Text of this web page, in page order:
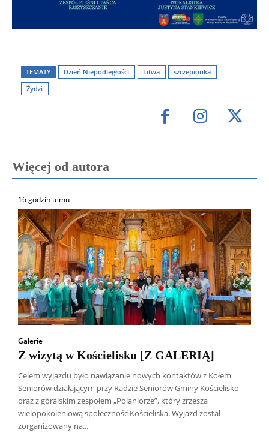
TEMATY Dzień Niepodległości Litwa
szczepionka
Żydzi
Więcej od autora
16 godzin temu
Galerie
Z wizytą w Kościelisku [Z GALERIĄ]
Celem wyjazdu było nawiązanie nowych kontaktów z Kołem
Seniorów działającym przy Radzie Seniorów Gminy Kościelisko
oraz z góralskim zespołem „Polaniorze”, który zrzesza
wielopokoleniową społeczność Kościeliska. Wyjazd został
zorganizowany na...